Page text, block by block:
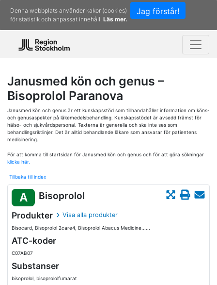
Jag förstår!
Denna webbplats använder kakor (cookies)
för statistik och anpassat innehåll. Läs mer.
Janusmed kön och genus –
Bisoprolol Paranova
Janusmed kön och genus är ett kunskapsstöd som tillhandahåller information om köns-
och genusaspekter på läkemedelsbehandling. Kunskapsstödet är avsedd främst för
hälso- och sjukvårdspersonal. Texterna är generella och ska inte ses som
behandlingsriktlinjer. Det är alltid behandlande läkare som ansvarar för patientens
medicinering.
För att komma till startsidan för Janusmed kön och genus och för att göra sökningar
klicka här.
Tillbaka till index
A Bisoprolol
Produkter Visa alla produkter
Bisocard, Bisoprolol 2care4, Bisoprolol Abacus Medicine......
ATC-koder
C07AB07
Substanser
bisoprolol, bisoprololfumarat